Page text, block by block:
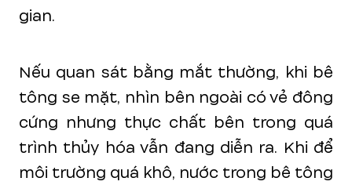
gian.
Nếu quan sát bằng mắt thường, khi bê
tông se mặt, nhìn bên ngoài có vẻ đông
cứng nhưng thực chất bên trong quá
trình thủy hóa vẫn đang diễn ra. Khi để
môi trường quá khô, nước trong bê tông